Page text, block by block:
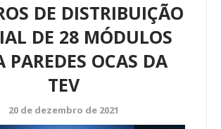
DE DISTRIBUIÇÃO
DE 28 MÓDULOS
PAREDES OCAS DA
TEV
20 de dezembro de 2021